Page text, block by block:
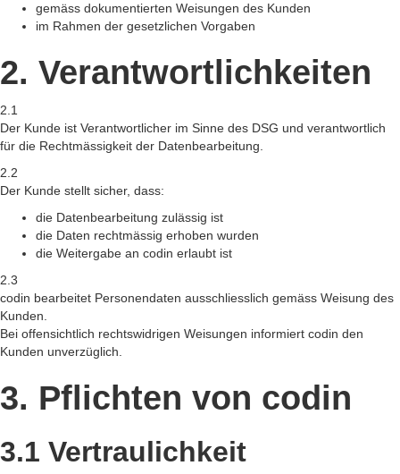
gemäss dokumentierten Weisungen des Kunden
im Rahmen der gesetzlichen Vorgaben
2. Verantwortlichkeiten
2.1
Der Kunde ist Verantwortlicher im Sinne des DSG und verantwortlich
für die Rechtmässigkeit der Datenbearbeitung.
2.2
Der Kunde stellt sicher, dass:
die Datenbearbeitung zulässig ist
die Daten rechtmässig erhoben wurden
die Weitergabe an codin erlaubt ist
2.3
codin bearbeitet Personendaten ausschliesslich gemäss Weisung des
Kunden.
Bei offensichtlich rechtswidrigen Weisungen informiert codin den
Kunden unverzüglich.
3. Pflichten von codin
3.1 Vertraulichkeit